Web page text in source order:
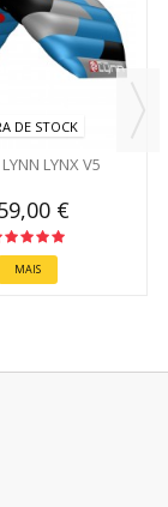
DE STOCK
LYNN LYNX V5
€
MAIS